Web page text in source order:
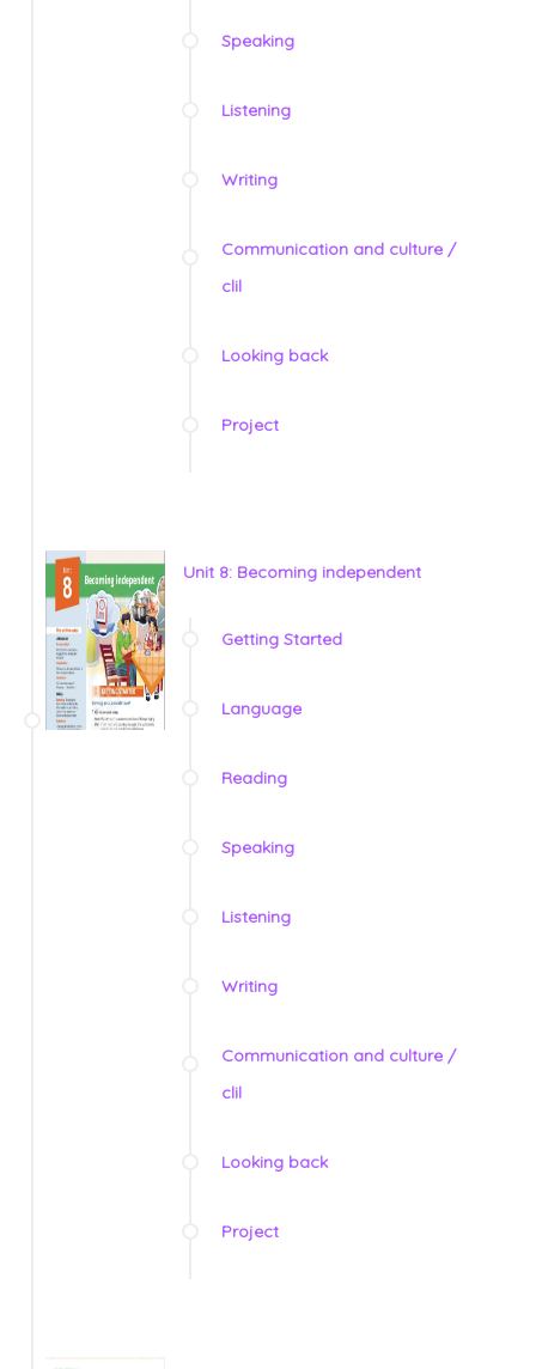
Speaking
Listening
Writing
Communication and culture /
clil
Looking back
Project
Unit 8: Becoming independent
Getting Started
Language
Reading
Speaking
Listening
Writing
Communication and culture /
clil
Looking back
Project